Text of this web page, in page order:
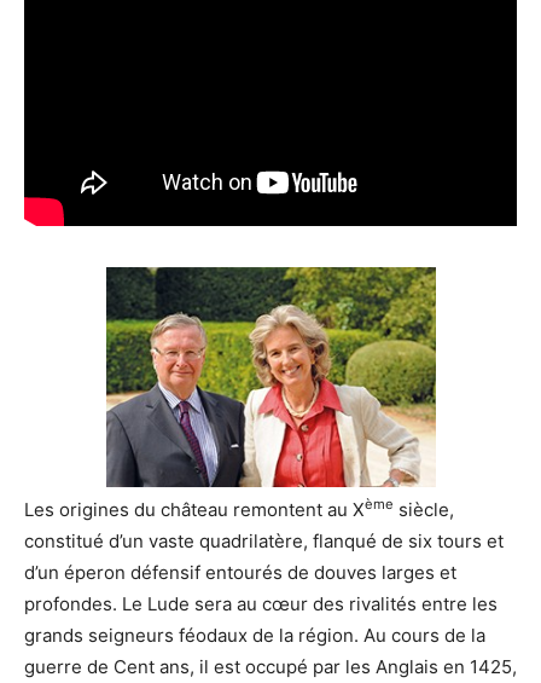
Les origines du château remontent au Xème siècle,
constitué d’un vaste quadrilatère, flanqué de six tours et
d’un éperon défensif entourés de douves larges et
profondes. Le Lude sera au cœur des rivalités entre les
grands seigneurs féodaux de la région. Au cours de la
guerre de Cent ans, il est occupé par les Anglais en 1425,